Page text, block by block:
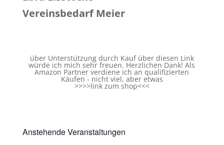
Vereinsbedarf Meier
über Unterstützung durch Kauf über diesen Link
würde ich mich sehr freuen. Herzlichen Dank! Als
Amazon Partner verdiene ich an qualifizierten
Käufen - nicht viel, aber etwas
>>>>link zum shop<<<
Anstehende Veranstaltungen